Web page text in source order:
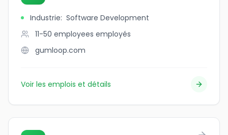
Industrie: Software Development
11-50 employees employés
gumloop.com
Voir les emplois et détails